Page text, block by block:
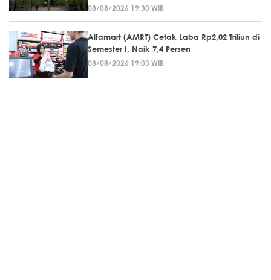
08/08/2026 19:30 WIB
Alfamart (AMRT) Cetak Laba Rp2,02 Triliun di
Semester I, Naik 7,4 Persen
08/08/2026 19:03 WIB